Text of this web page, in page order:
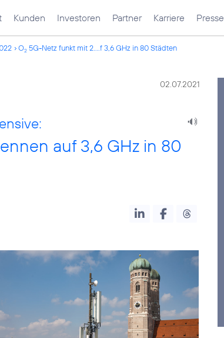
Kunden Investoren Partner Karriere Presse
O2 5G-Netz funkt mit 2....f 3,6 GHz in 80 Städten
02.07.2021
auf 3,6 GHz in 80